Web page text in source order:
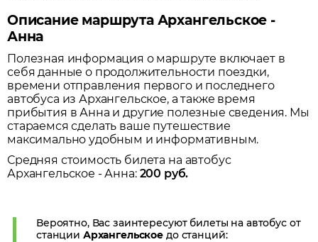
Описание маршрута Архангельское -
Анна
Полезная информация о маршруте включает в
себя данные о продолжительности поездки,
времени отправления первого и последнего
автобуса изАрхангельское, а также время
прибытия вАнна и другие полезные сведения. Мы
стараемся сделать ваше путешествие
максимально удобным и информативным.
Средняя стоимость билета на автобус
Архангельское -Анна: 200 руб.
Вероятно, Вас заинтересуют билеты на автобус от
станции Архангельское до станций: